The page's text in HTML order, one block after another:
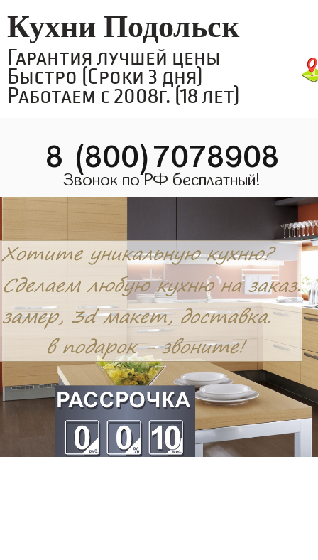
Кухни Подольск
Гарантия лучшей цены
Быстро (Сроки 3 дня)
Работаем с 2008г. (18 лет)
8 (800)7078908
Звонок по РФ бесплатный!